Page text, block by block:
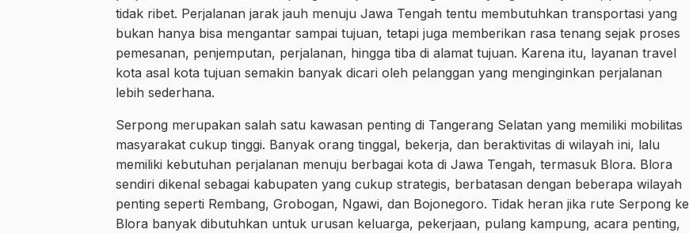
tidak ribet. Perjalanan jarak jauh menuju Jawa Tengah tentu membutuhkan transportasi yang
bukan hanya bisa mengantar sampai tujuan, tetapi juga memberikan rasa tenang sejak proses
pemesanan, penjemputan, perjalanan, hingga tiba di alamat tujuan. Karena itu, layanan travel
kota asal kota tujuan semakin banyak dicari oleh pelanggan yang menginginkan perjalanan
lebih sederhana.
Serpong merupakan salah satu kawasan penting di Tangerang Selatan yang memiliki mobilitas
masyarakat cukup tinggi. Banyak orang tinggal, bekerja, dan beraktivitas di wilayah ini, lalu
memiliki kebutuhan perjalanan menuju berbagai kota di Jawa Tengah, termasuk Blora. Blora
sendiri dikenal sebagai kabupaten yang cukup strategis, berbatasan dengan beberapa wilayah
penting seperti Rembang, Grobogan, Ngawi, dan Bojonegoro. Tidak heran jika rute Serpong ke
Blora banyak dibutuhkan untuk urusan keluarga, pekerjaan, pulang kampung, acara penting,